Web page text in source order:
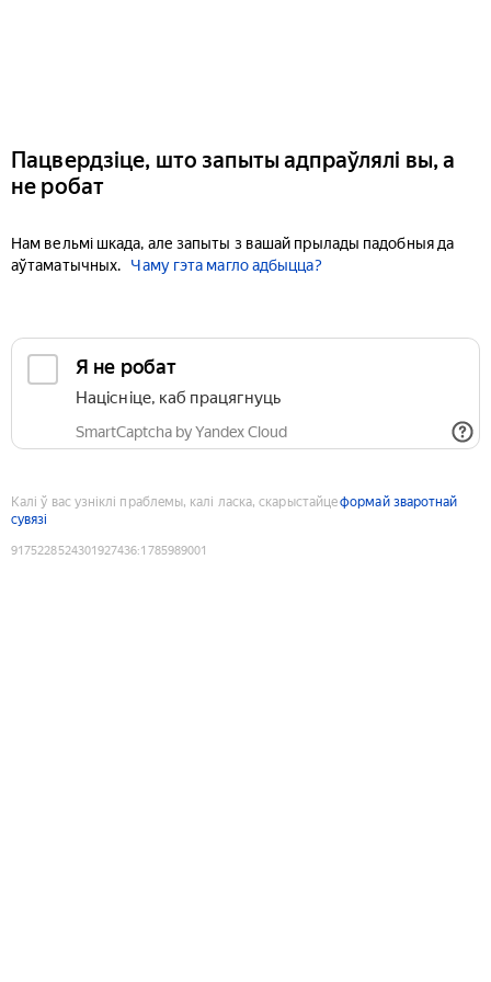
Пацвердзіце, што запыты адпраўлялі вы, а
не робат
Нам вельмі шкада, але запыты з вашай прылады падобныя да
аўтаматычных.
Чаму гэта магло адбыцца?
Я не робат
Націсніце, каб працягнуць
SmartCaptcha by Yandex Cloud
Калі ў вас узніклі праблемы, калі ласка, скарыстайцеформай зваротнай
сувязі
9175228524301927436:1785989001